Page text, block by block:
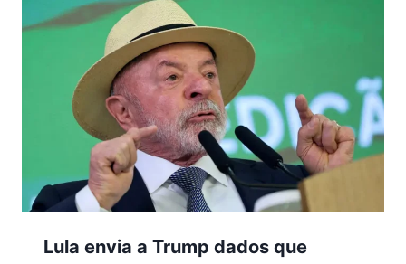
Lula envia a Trump dados que